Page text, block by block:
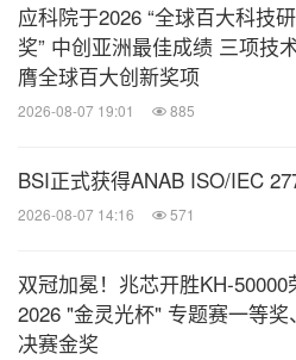
应科院于2026 “全球百大科技
奖” 中创亚洲最佳成绩 三项技
膺全球百大创新奖项
2026-08-07 19:01 885
BSI正式获得ANAB ISO/IEC
2026-08-07 14:16 571
双冠加冕！兆芯开胜KH‑50000
2026 "金灵光杯" 专题赛一等奖
决赛金奖